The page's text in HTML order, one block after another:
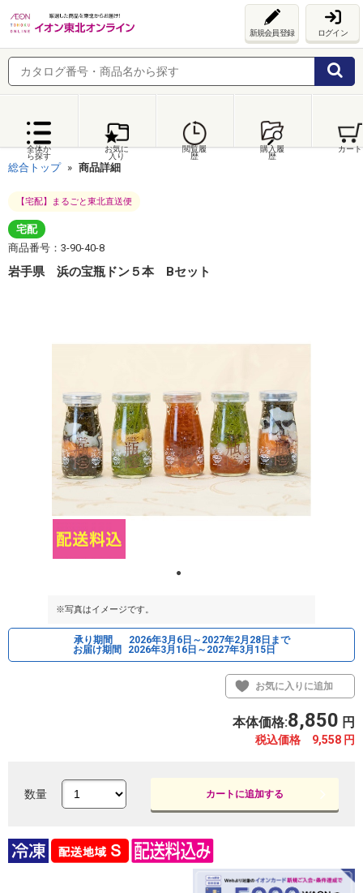
新規会員登録 ログイン
全体か
ら探す
お気に
入り
閲覧履
歴
購入履
歴
カート
総合トップ 商品詳細
【宅配】まるごと東北直送便
宅配
商品番号：3-90-40-8
岩手県 浜の宝瓶ドン５本 Bセット
※写真はイメージです。
承り期間
2026年3月6日～2027年2月28日まで
お届け期間
2026年3月16日～2027年3月15日
お気に入りに追加
本体価格:8,850 円
税込価格 9,558 円
数量 カートに追加する